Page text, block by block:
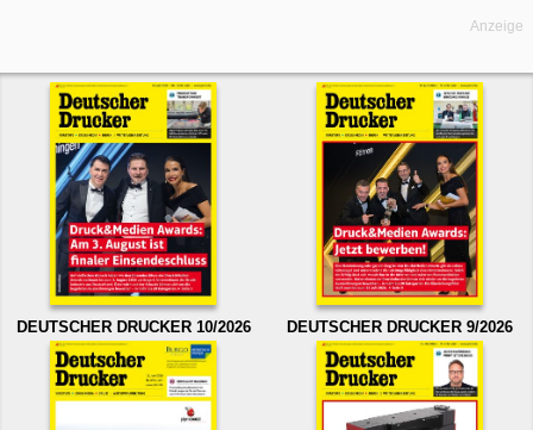
Anzeige
DEUTSCHER DRUCKER 10/2026 DEUTSCHER DRUCKER 9/2026